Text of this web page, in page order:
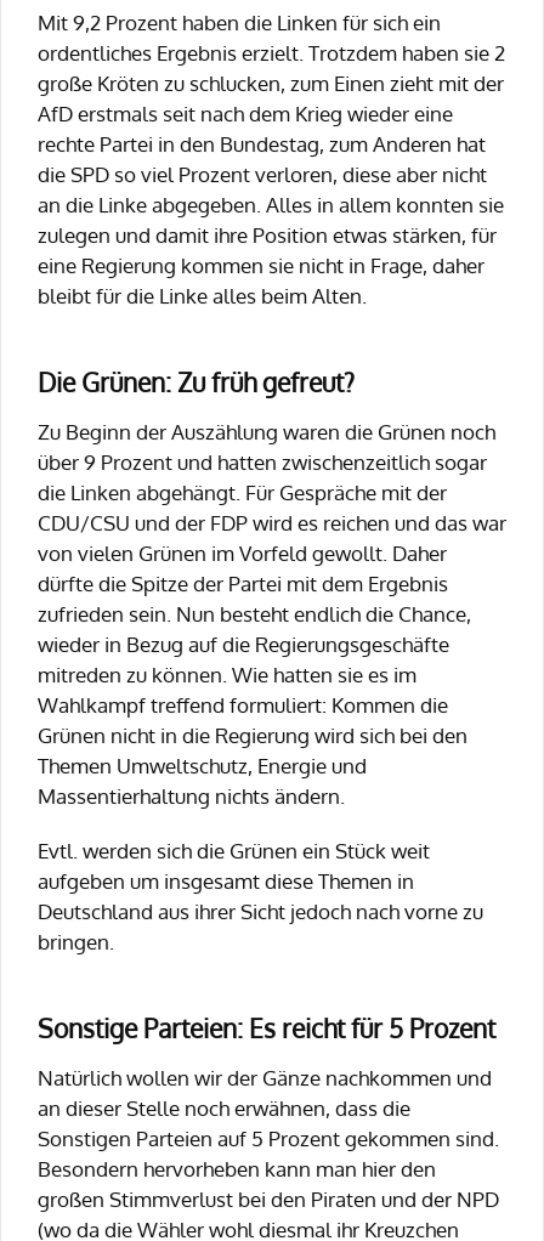
Mit 9,2 Prozent haben die Linken für sich ein
ordentliches Ergebnis erzielt. Trotzdem haben sie 2
große Kröten zu schlucken, zum Einen zieht mit der
AfD erstmals seit nach dem Krieg wieder eine
rechte Partei in den Bundestag, zum Anderen hat
die SPD so viel Prozent verloren, diese aber nicht
an die Linke abgegeben. Alles in allem konnten sie
zulegen und damit ihre Position etwas stärken, für
eine Regierung kommen sie nicht in Frage, daher
bleibt für die Linke alles beim Alten.
Die Grünen: Zu früh gefreut?
Zu Beginn der Auszählung waren die Grünen noch
über 9 Prozent und hatten zwischenzeitlich sogar
die Linken abgehängt. Für Gespräche mit der
CDU/CSU und der FDP wird es reichen und das war
von vielen Grünen im Vorfeld gewollt. Daher
dürfte die Spitze der Partei mit dem Ergebnis
zufrieden sein. Nun besteht endlich die Chance,
wieder in Bezug auf die Regierungsgeschäfte
mitreden zu können. Wie hatten sie es im
Wahlkampf treffend formuliert: Kommen die
Grünen nicht in die Regierung wird sich bei den
Themen Umweltschutz, Energie und
Massentierhaltung nichts ändern.
Evtl. werden sich die Grünen ein Stück weit
aufgeben um insgesamt diese Themen in
Deutschland aus ihrer Sicht jedoch nach vorne zu
bringen.
Sonstige Parteien: Es reicht für 5 Prozent
Natürlich wollen wir der Gänze nachkommen und
an dieser Stelle noch erwähnen, dass die
Sonstigen Parteien auf 5 Prozent gekommen sind.
Besondern hervorheben kann man hier den
großen Stimmverlust bei den Piraten und der NPD
(wo da die Wähler wohl diesmal ihr Kreuzchen